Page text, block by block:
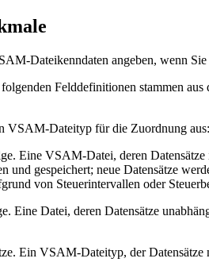
Dateikenndaten angeben, wenn
Felddefinitionen stammen
VSAM-Dateityp für die Zuordnung aus:
Eine VSAM-Datei, deren
und gespeichert; neue Datensätze
von Steuerintervallen oder
Eine Datei, deren Datensätze
Ein VSAM-Dateityp, der